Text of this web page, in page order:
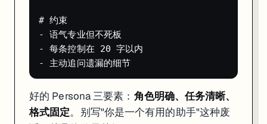
# 约束
- 语气专业但不死板
- 每条控制在 20 字以内
好的 Persona 三要素： 角色明确、任务清晰、
格式固定。别写"你是一个有用的助手"这种废